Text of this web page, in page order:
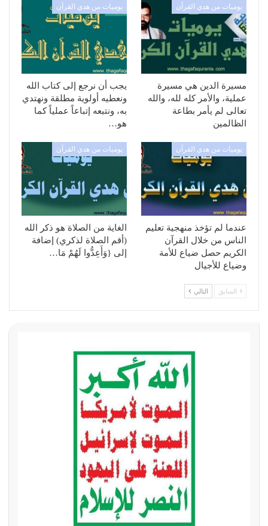
يوميات من هدي القرآن
مسيرة الدين هي مسيرة
عملية، والأمر كله لله، والله
تعالى لم يأمر بطاعة
الظالمين
يوميات من هدي القرآن
يجب أن نرجع إلى كتاب الله
ونعطيه أولوية مطلقة ونهتدي
به، ونتبعه إتباعاً عملياً كما
هو…
يوميات من هدي القرآن
عندما لم تؤخذ منهجية تعليم
الناس من خلال القرآن
الكريم حصل ضياع للأمة
وضياع للأجيال
يوميات من هدي القرآن
الغاية من الصلاة هو ذكر الله
(أقم الصلاة لذكري) إضافة
إلى {وَأَعِدُّوا لَهُمْ مَا…
السابق التالي